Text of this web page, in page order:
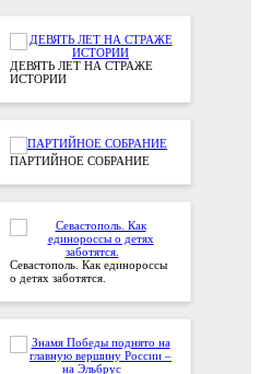
ДЕВЯТЬ ЛЕТ НА СТРАЖЕ
ИСТОРИИ
ПАРТИЙНОЕ СОБРАНИЕ
Севастополь. Как единороссы
о детях заботятся.